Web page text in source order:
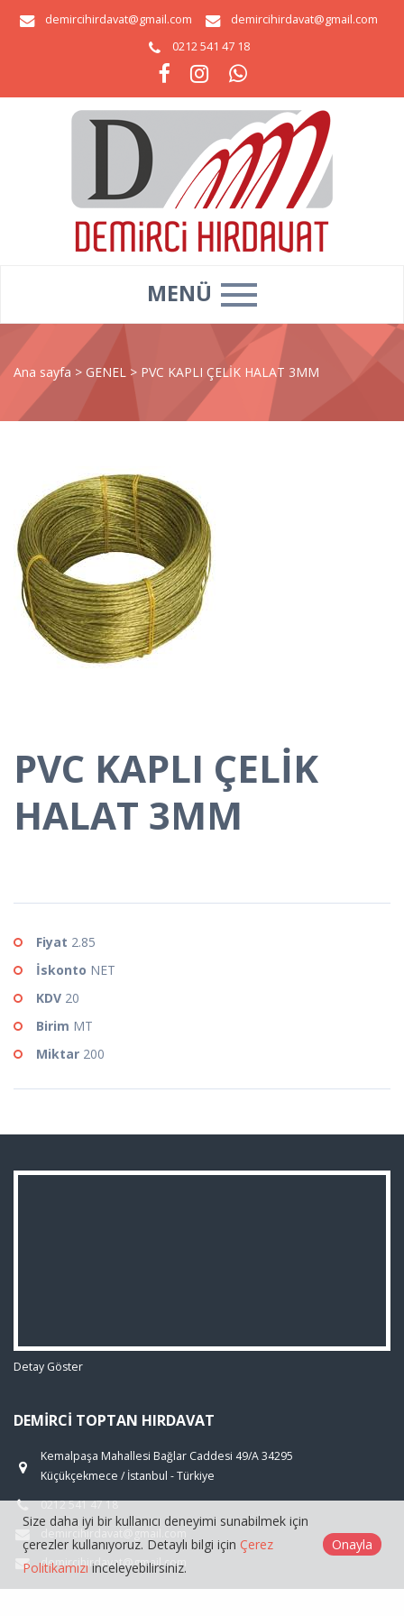
demircihirdavat@gmail.com
demircihirdavat@gmail.com
0212 541 47 18
MENÜ
Ana sayfa > GENEL > PVC KAPLI ÇELİK HALAT 3MM
PVC KAPLI ÇELİK
HALAT 3MM
Fiyat 2.85
İskonto NET
KDV 20
Birim MT
Miktar 200
Detay Göster
DEMIRCI TOPTAN HIRDAVAT
Kemalpaşa Mahallesi Bağlar Caddesi 49/A 34295
Küçükçekmece / İstanbul - Türkiye
0212 541 47 18
demircihirdavat@gmail.com
demircihirdavat@gmail.com
Size daha iyi bir kullanıcı deneyimi sunabilmek için
çerezler kullanıyoruz. Detaylı bilgi için Çerez
Politikamızı inceleyebilirsiniz.
Onayla